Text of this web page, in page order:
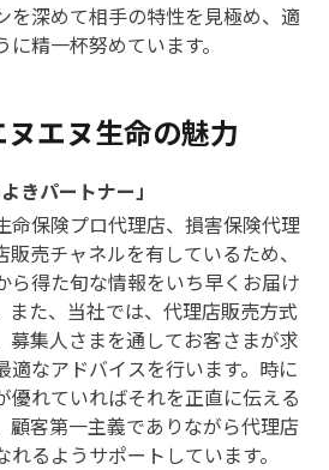
を深めて相手の特性を見極め、適
精一杯努めています。
エヌ生命の魅力
きパートナー」
命保険プロ代理店、損害保険代理
売チャネルを有しているため、
ら得た旬な情報をいち早くお届け
また、当社では、代理店販売方式
募集人さまを通してお客さまが求
適なアドバイスを行います。時に
優れていればそれを正直に伝える
顧客第一主義でありながら代理店
るようサポートしています。